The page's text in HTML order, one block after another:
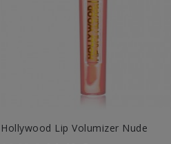
Hollywood Lip Volumizer Nude